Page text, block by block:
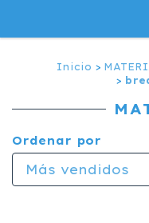
Inicio >
>
Ordenar por